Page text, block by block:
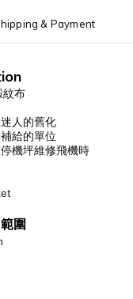
& Payment
紋布
人的舊化
給的單位
機坪維修飛機時
圍